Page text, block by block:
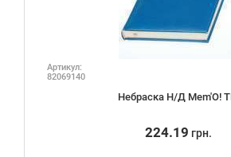
Артикул:
82069140
Небраска Н/Д Mem'O!
224.19 грн.